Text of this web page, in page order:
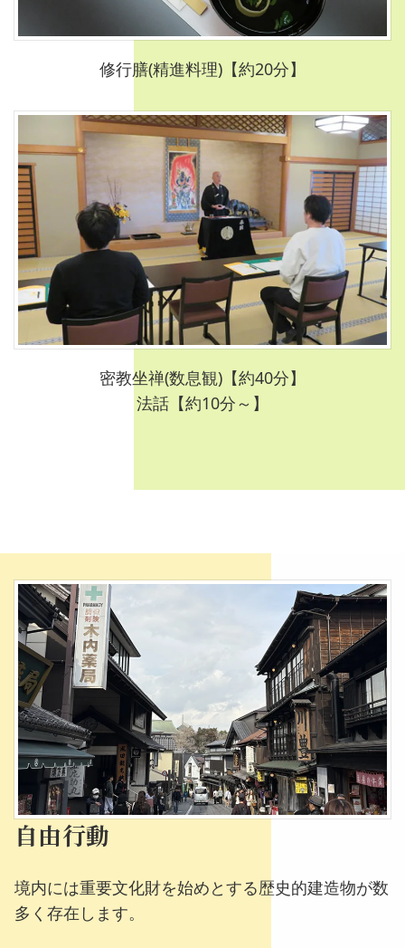
修行膳(精進料理)【約20分】
密教坐禅(数息観)【約40分】
法話【約10分～】
自由行動
境内には重要文化財を始めとする歴史的建造物が数
多く存在します。